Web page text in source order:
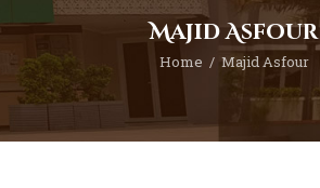
Majid Asfour
Home Majid Asfour
Yuk Berdonasi
Kontak